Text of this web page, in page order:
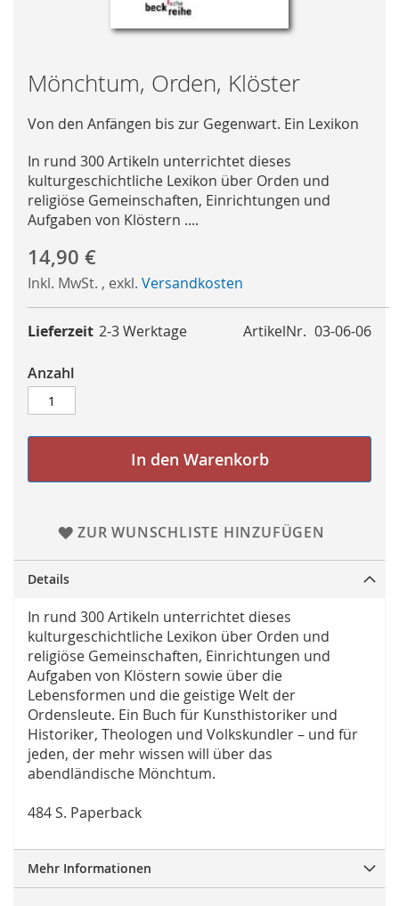
Skip
to
the
beginning
of
the
images
gallery
Mönchtum, Orden, Klöster
Von den Anfängen bis zur Gegenwart. Ein Lexikon
In rund 300 Artikeln unterrichtet dieses
kulturgeschichtliche Lexikon über Orden und
religiöse Gemeinschaften, Einrichtungen und
Aufgaben von Klöstern ....
14,90 €
Inkl. MwSt. , exkl. Versandkosten
ArtikelNr. 03-06-06
Lieferzeit 2-3 Werktage
Anzahl
In den Warenkorb
ZUR WUNSCHLISTE HINZUFÜGEN
Details
In rund 300 Artikeln unterrichtet dieses
kulturgeschichtliche Lexikon über Orden und
religiöse Gemeinschaften, Einrichtungen und
Aufgaben von Klöstern sowie über die
Lebensformen und die geistige Welt der
Ordensleute. Ein Buch für Kunsthistoriker und
Historiker, Theologen und Volkskundler – und für
jeden, der mehr wissen will über das
abendländische Mönchtum.
484 S. Paperback
Mehr Informationen